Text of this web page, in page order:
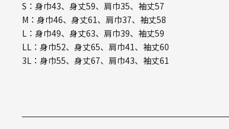
S：身巾43、身丈59、肩巾35、袖丈57
M：身巾46、身丈61、肩巾37、袖丈58
L：身巾49、身丈63、肩巾39、袖丈59
LL：身巾52、身丈65、肩巾41、袖丈60
3L：身巾55、身丈67、肩巾43、袖丈61